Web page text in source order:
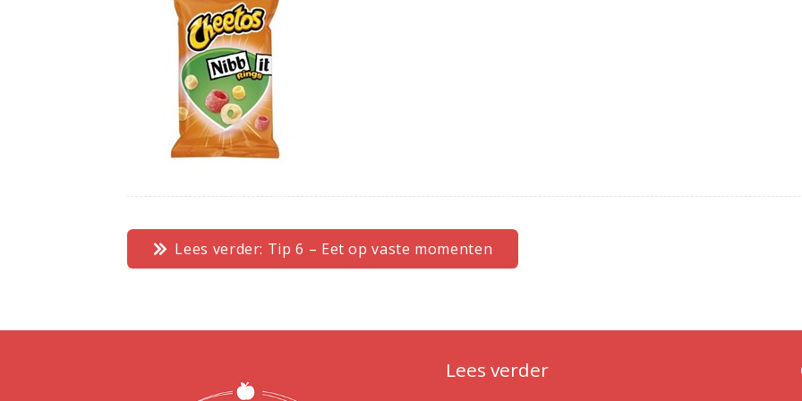
Lees verder: Tip 6 – Eet op vaste momenten
Lees verder